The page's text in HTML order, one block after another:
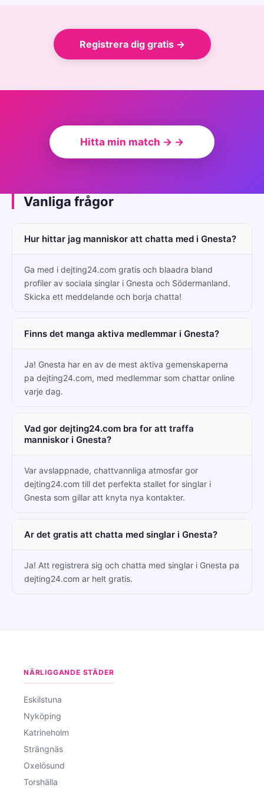
Registrera dig gratis →
Hitta min match → →
Vanliga frågor
Hur hittar jag manniskor att chatta med i Gnesta?
Ga med i dejting24.com gratis och blaadra bland
profiler av sociala singlar i Gnesta och Södermanland.
Skicka ett meddelande och borja chatta!
Finns det manga aktiva medlemmar i Gnesta?
Ja! Gnesta har en av de mest aktiva gemenskaperna
pa dejting24.com, med medlemmar som chattar online
varje dag.
Vad gor dejting24.com bra for att traffa
manniskor i Gnesta?
Var avslappnade, chattvannliga atmosfar gor
dejting24.com till det perfekta stallet for singlar i
Gnesta som gillar att knyta nya kontakter.
Ar det gratis att chatta med singlar i Gnesta?
Ja! Att registrera sig och chatta med singlar i Gnesta pa
dejting24.com ar helt gratis.
NÄRLIGGANDE STÄDER
Eskilstuna
Nyköping
Katrineholm
Strängnäs
Oxelösund
Torshälla